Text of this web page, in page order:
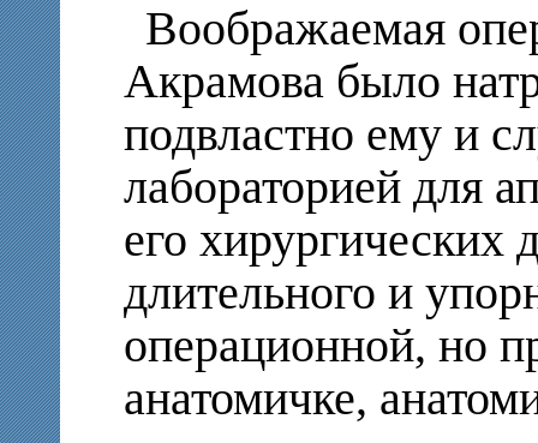
Воображаемая
Акрамова было
подвластно ему и
лабораторией для
его хирургических
длительного и
операционной, но
анатомичке,